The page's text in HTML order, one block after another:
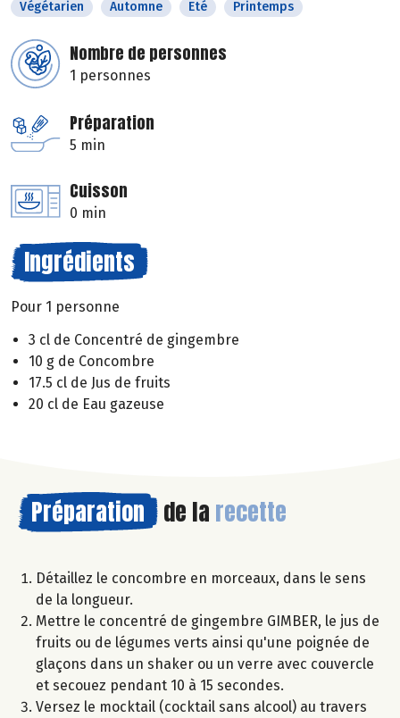
Végétarien
Automne Eté Printemps
Nombre de personnes
1 personnes
Préparation
5 min
Cuisson
0 min
Ingrédients
Pour 1 personne
3 cl de Concentré de gingembre
10 g de Concombre
17.5 cl de Jus de fruits
20 cl de Eau gazeuse
Préparation de la recette
Détaillez le concombre en morceaux, dans le sens
de la longueur.
Mettre le concentré de gingembre GIMBER, le jus de
fruits ou de légumes verts ainsi qu'une poignée de
glaçons dans un shaker ou un verre avec couvercle
et secouez pendant 10 à 15 secondes.
Versez le mocktail (cocktail sans alcool) au travers